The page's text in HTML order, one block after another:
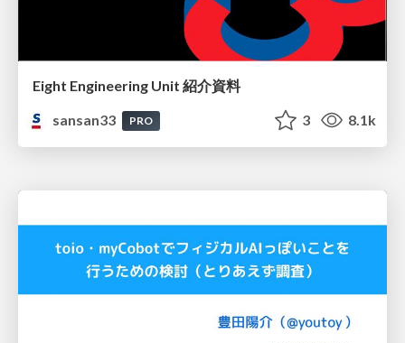
Eight Engineering Unit 紹介資料
sansan33
PRO 3 8.1k